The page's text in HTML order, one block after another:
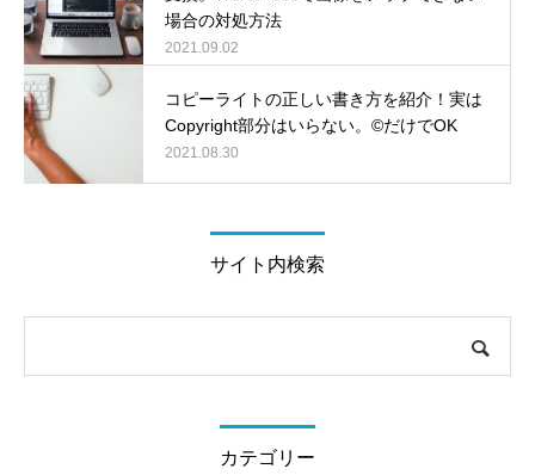
場合の対処方法
2021.09.02
コピーライトの正しい書き方を紹介！実は
Copyright部分はいらない。©だけでOK
2021.08.30
サイト内検索
カテゴリー